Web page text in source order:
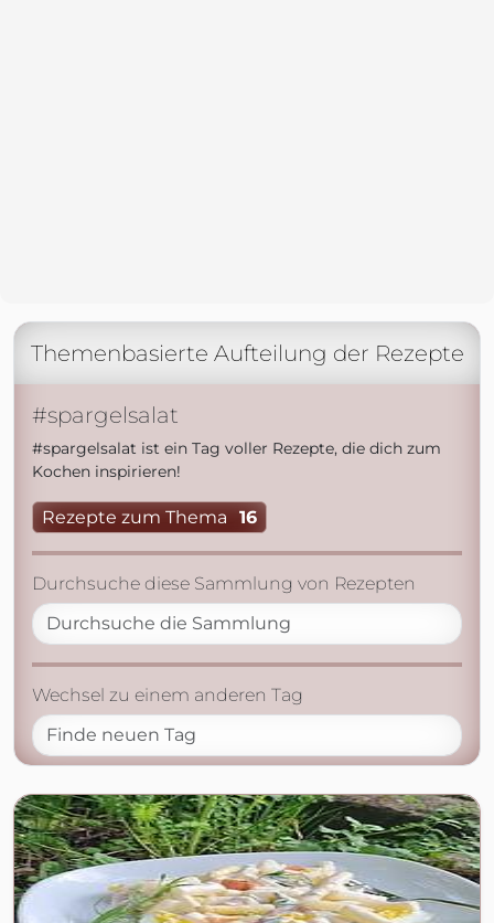
Themenbasierte Aufteilung der Rezepte
#spargelsalat
#spargelsalat ist ein Tag voller Rezepte, die dich zum
Kochen inspirieren!
Rezepte zum Thema 16
Durchsuche diese Sammlung von Rezepten
Wechsel zu einem anderen Tag